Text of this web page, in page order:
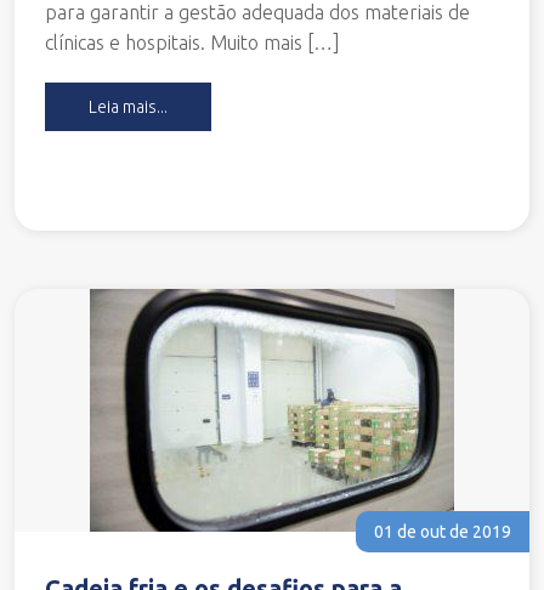
para garantir a gestão adequada dos materiais de
clínicas e hospitais. Muito mais […]
Leia mais...
01 de out de 2019